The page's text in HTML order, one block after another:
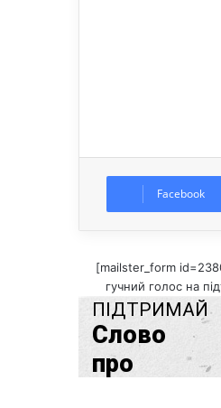
Facebook
[mailster_form
гучний голос на